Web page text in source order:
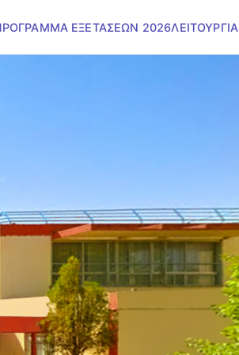
ΕΞΕΤΑΣΕΩΝ 2026ΛΕΙΤΟΥΡΓΙΑ